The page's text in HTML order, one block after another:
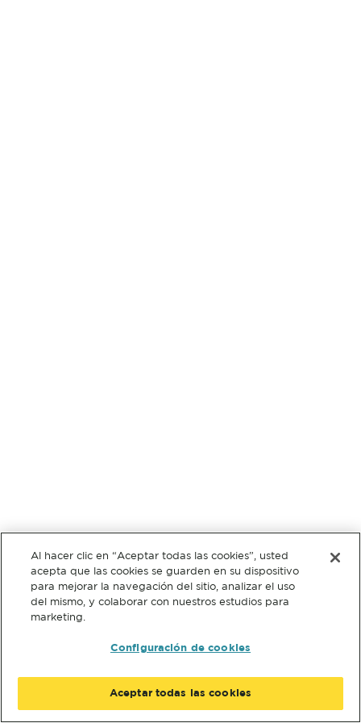
Al hacer clic en “Aceptar todas las cookies”, usted
acepta que las cookies se guarden en su dispositivo
para mejorar la navegación del sitio, analizar el uso
del mismo, y colaborar con nuestros estudios para
marketing.
Configuración de cookies
Aceptar todas las cookies